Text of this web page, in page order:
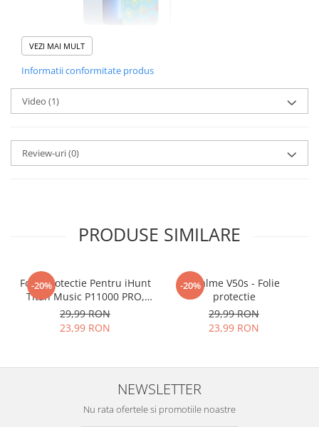
Foliile noastre sunt
tu.
Materialul folosit in
esteNano Glass flexibil.
AcestagaranteazacaNU SE
SPARGE in mii de cioburi
ascutite si periculoase.
zgarieturi si spargere, ci si
INTARESTE ecranul!
Folia avand rezistenta 9H la
VEZI MAI MULT
Informatii conformitate produs
Video (1)
Review-uri(0)
PRODUSE SIMILARE
-20%
Folie Protectie Pentru iHunt
Titan Music P11000 PRO,
VDOO
29,99 RON
23,99 RON
-20%
Realme V50s - Folie
protectie
29,99 RON
23,99 RON
NEWSLETTER
Nu rata ofertele si promotiile noastre